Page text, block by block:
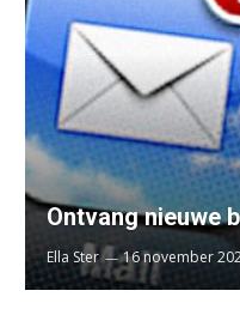
Ontvang nieuwe
Ella Ster 16 november